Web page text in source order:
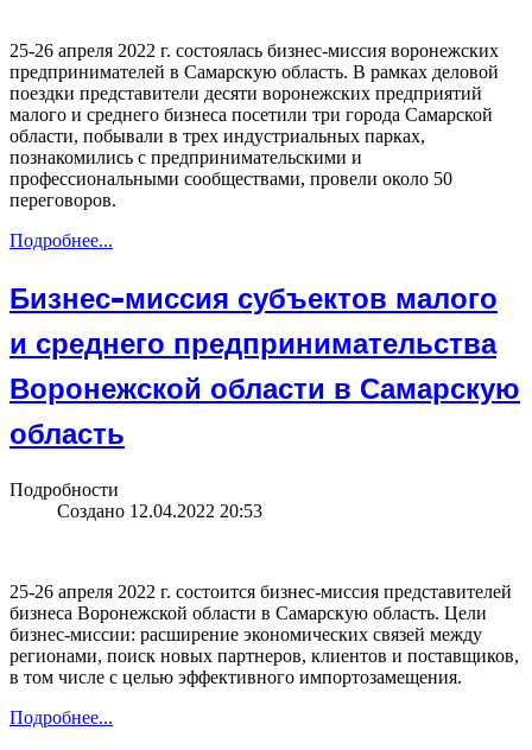
25-26 апреля 2022 г. состоялась бизнес-миссия воронежских
предпринимателей в Самарскую область. В рамках деловой
поездки представители десяти воронежских предприятий
малого и среднего бизнеса посетили три города Самарской
области, побывали в трех индустриальных парках,
познакомились с предпринимательскими и
профессиональными сообществами, провели около 50
переговоров.
Подробнее...
Бизнес-миссия субъектов малого
и среднего предпринимательства
Воронежской области в Самарскую
область
Подробности
Создано 12.04.2022 20:53
25-26 апреля 2022 г. состоится бизнес-миссия представителей
бизнеса Воронежской области в Самарскую область. Цели
бизнес-миссии: расширение экономических связей между
регионами, поиск новых партнеров, клиентов и поставщиков,
в том числе с целью эффективного импортозамещения.
Подробнее...